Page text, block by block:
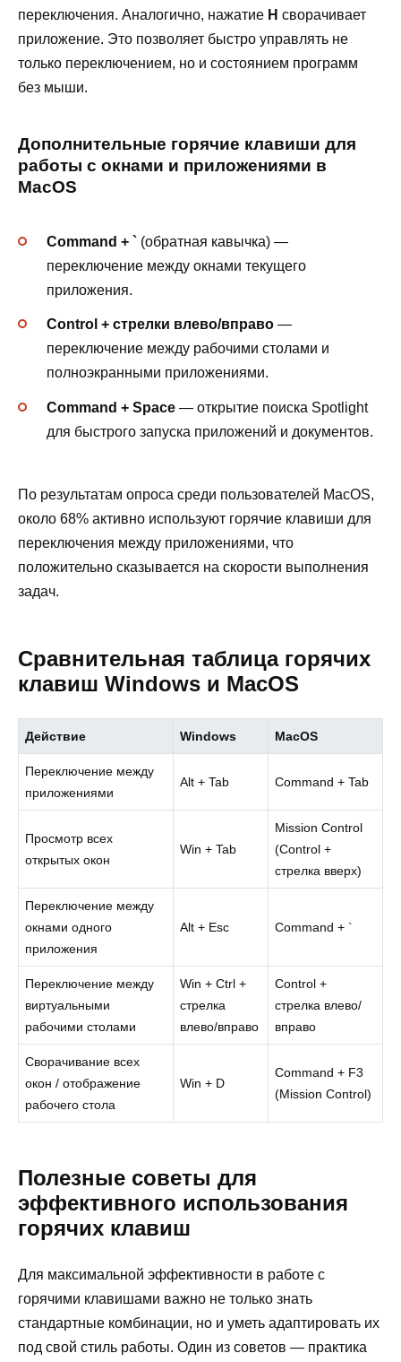
переключения. Аналогично, нажатие H сворачивает
приложение. Это позволяет быстро управлять не
только переключением, но и состоянием программ
без мыши.
Дополнительные горячие клавиши для
работы с окнами и приложениями в
MacOS
Command + ` (обратная кавычка) —
переключение между окнами текущего
приложения.
Control + стрелки влево/вправо —
переключение между рабочими столами и
полноэкранными приложениями.
Command + Space — открытие поиска Spotlight
для быстрого запуска приложений и документов.
По результатам опроса среди пользователей MacOS,
около 68% активно используют горячие клавиши для
переключения между приложениями, что
положительно сказывается на скорости выполнения
задач.
Сравнительная таблица горячих
клавиш Windows и MacOS
Действие Windows MacOS
Переключение между
приложениями
Alt + Tab Command + Tab
Просмотр всех
открытых окон
Win + Tab
Mission Control
(Control +
стрелка вверх)
Переключение между
окнами одного
приложения
Alt + Esc Command + `
Переключение между
виртуальными
рабочими столами
Win + Ctrl +
стрелка
влево/вправо
Control +
стрелка влево/
вправо
Сворачивание всех
окон / отображение
рабочего стола
Win + D
Command + F3
(Mission Control)
Полезные советы для
эффективного использования
горячих клавиш
Для максимальной эффективности в работе с
горячими клавишами важно не только знать
стандартные комбинации, но и уметь адаптировать их
под свой стиль работы. Один из советов — практика